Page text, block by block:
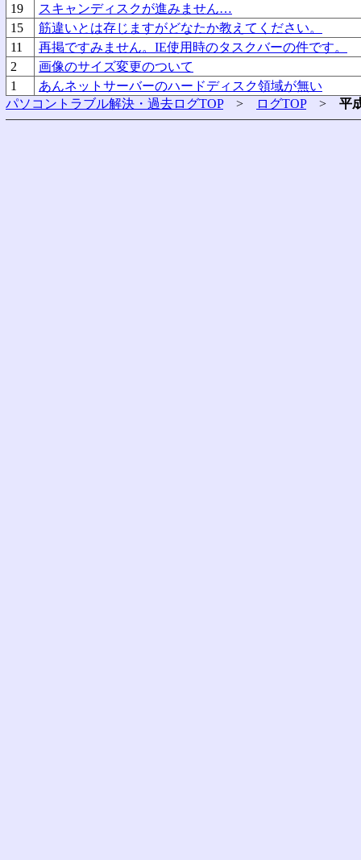
19
スキャンディスクが進みません…
15
筋違いとは存じますがどなたか教えてください。
11
再掲ですみません。IE使用時のタスクバーの件です。
2
画像のサイズ変更のついて
1
あんネットサーバーのハードディスク領域が無い
パソコントラブル解決・過去ログTOP> ログTOP> 平